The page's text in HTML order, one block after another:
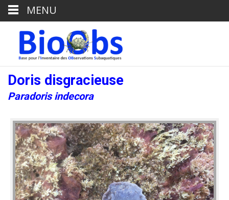
Doris disgracieuse
Paradoris indecora
MENU